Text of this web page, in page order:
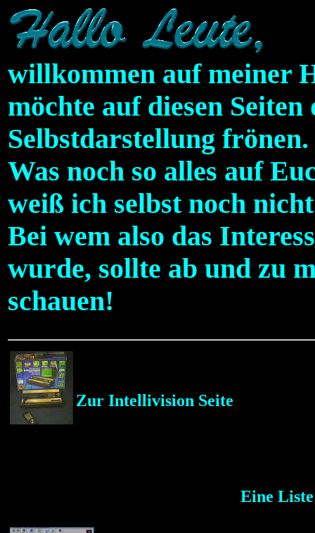
willkommen auf meiner
möchte auf diesen
Selbstdarstellung frönen.
Was noch so alles auf
weiß ich selbst noch
Bei wem also das
wurde, sollte ab und zu
schauen!
Zur Intellivision Seite
Eine